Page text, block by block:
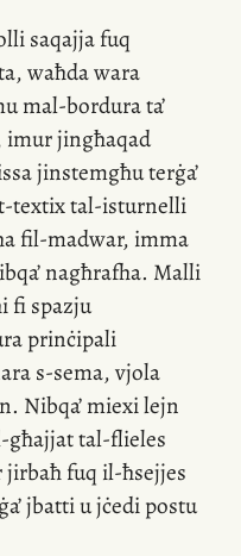
saqajja fuq
waħda wara
mal-bordurata’
imur jingħaqad
jinstemgħu terġa’
textixtal-isturnelli
fil-madwar, imma
nagħrafha. Malli
fi spazju
prinċipali
s-sema, vjola
Nibqa’ miexi lejn
għajjattal-flieles
fuq il-ħsejjes
jbatti u jċedi postu